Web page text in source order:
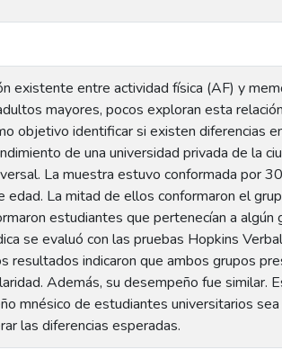
existente entre actividad física (AF) y
mayores, pocos exploran esta
objetivo identificar si existen diferencias
de una universidad privada de la
La muestra estuvo conformada por
La mitad de ellos conformaron el
estudiantes que pertenecían a
se evaluó con las pruebas Hopkins
indicaron que ambos grupos
Además, su desempeño fue similar.
mnésico de estudiantes universitarios
las diferencias esperadas.